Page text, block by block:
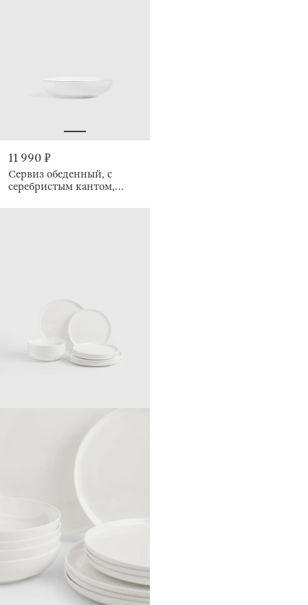
11 990 ₽
Сервиз обеденный, с
серебристым кантом,